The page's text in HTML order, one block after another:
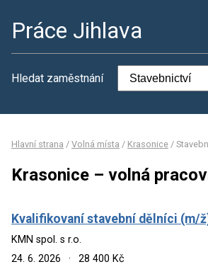
Práce Jihlava
Hledat zaměstnání
Hlavní strana / Volná místa / Krasonice /
Krasonice – volná
Kvalifikovaní stavební dělníci (m/
KMN spol. s r.o.
24. 6. 2026
· 28 400 Kč